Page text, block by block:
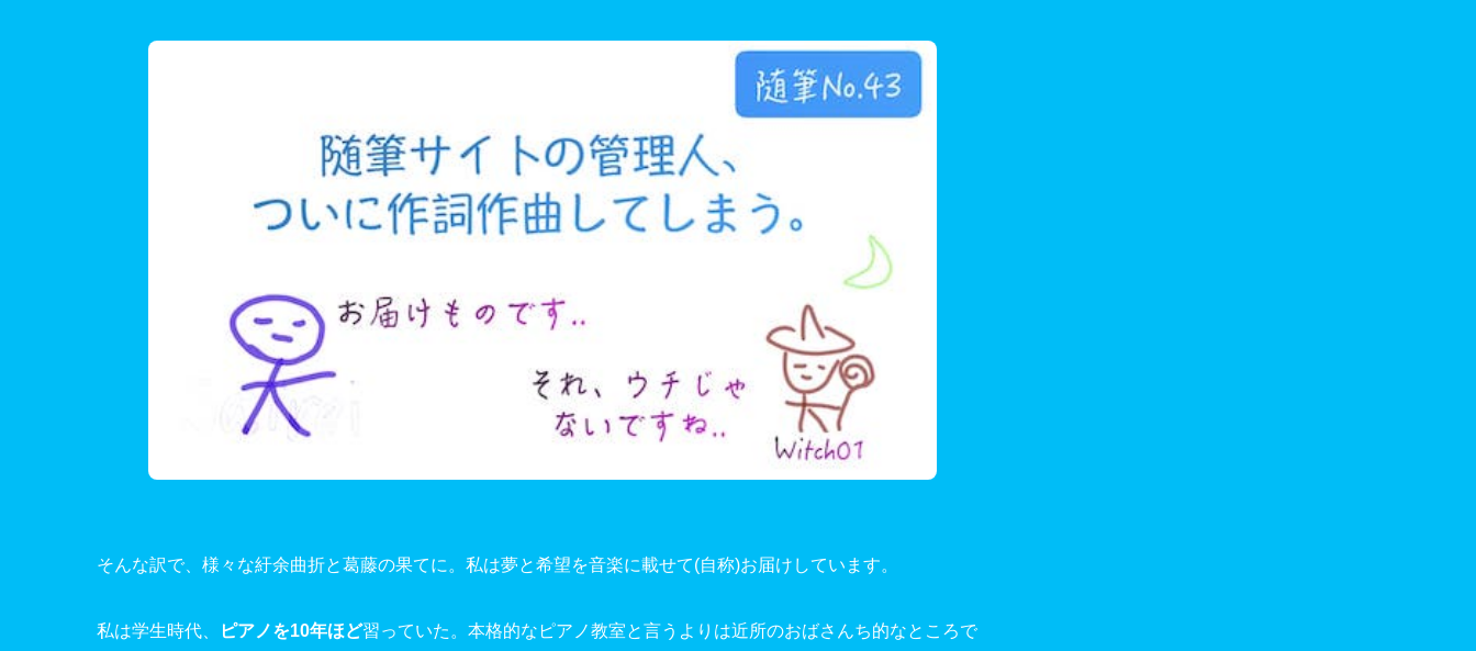
そんな訳で、様々な紆余曲折と葛藤の果てに。私は夢と希望を音楽に載せて(自称)お届けしています。
私は学生時代、 ピアノを10年ほど習っていた。本格的なピアノ教室と言うよりは近所のおばさんち的なところで